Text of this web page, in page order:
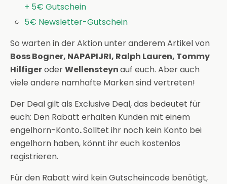
+ 5€ Gutschein
5€ Newsletter-Gutschein
So warten in der Aktion unter anderem Artikel von
Boss Bogner, NAPAPIJRI, Ralph Lauren, Tommy
HilfigeroderWellensteynauf euch. Aber auch
viele andere namhafte Marken sind vertreten!
Der Deal gilt als Exclusive Deal, das bedeutet für
euch: Den Rabatt erhalten Kunden mit einem
engelhorn-Konto.Solltet ihr noch kein Konto bei
engelhorn haben, könnt ihr euch kostenlos
registrieren.
Für den Rabatt wird kein Gutscheincode benötigt,